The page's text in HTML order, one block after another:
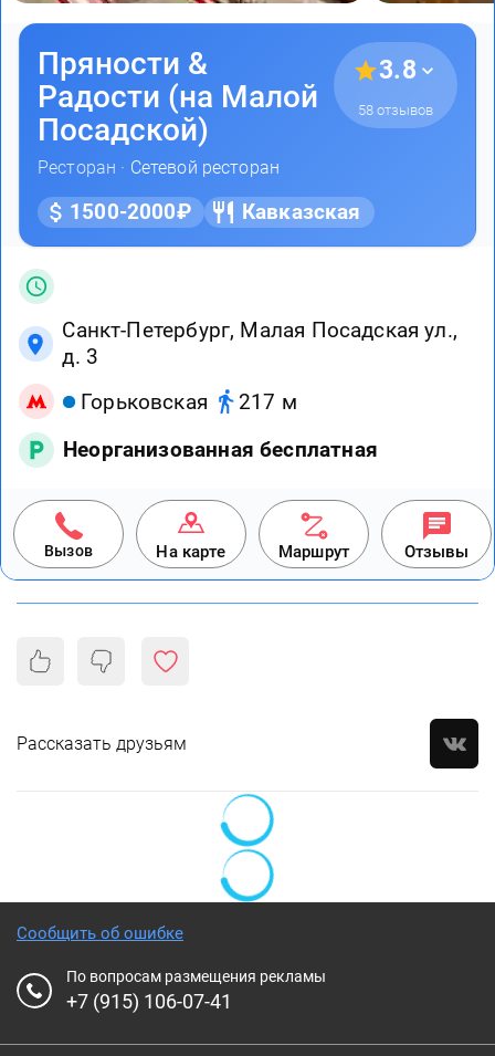
Пряности &
Радости (на Малой
Посадской)
Ресторан · Сетевой ресторан
3.8
58 отзывов
1500-2000₽ Кавказская
Санкт-Петербург, Малая Посадская ул.,
д. 3
Горьковская
217 м
Неорганизованная бесплатная
Вызов На карте Маршрут Отзывы
Рассказать друзьям
Сообщить об ошибке
По вопросам размещения рекламы
+7 (915) 106-07-41